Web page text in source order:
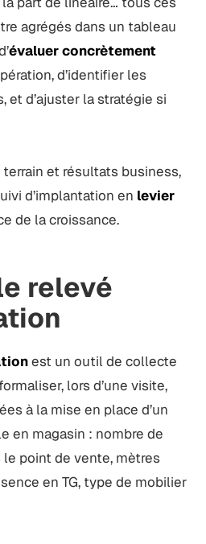
agrégés dans un tableau
évaluer concrètement
d’identifier les
et d’ajuster la stratégie si
et résultats business,
d’implantation en levier
de la croissance.
relevé
est un outil de collecte
lors d’une visite,
à la mise en place d’un
en magasin : nombre de
point de vente, mètres
en TG, type de mobilier